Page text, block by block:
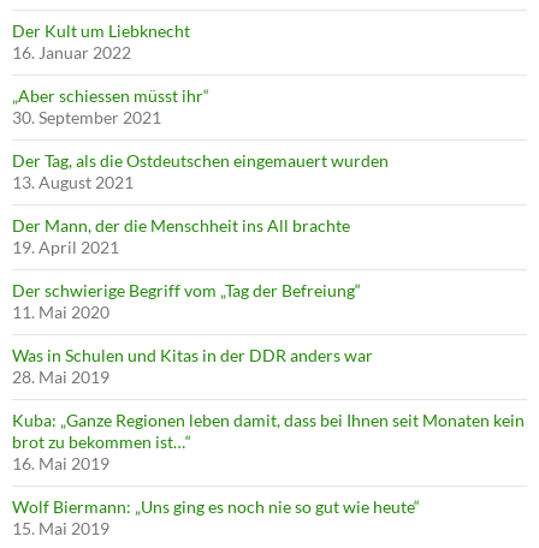
Der Kult um Liebknecht
16. Januar 2022
„Aber schiessen müsst ihr“
30. September 2021
Der Tag, als die Ostdeutschen eingemauert wurden
13. August 2021
Der Mann, der die Menschheit ins All brachte
19. April 2021
Der schwierige Begriff vom „Tag der Befreiung“
11. Mai 2020
Was in Schulen und Kitas in der DDR anders war
28. Mai 2019
Kuba: „Ganze Regionen leben damit, dass bei Ihnen seit Monaten kein
brot zu bekommen ist…“
16. Mai 2019
Wolf Biermann: „Uns ging es noch nie so gut wie heute“
15. Mai 2019